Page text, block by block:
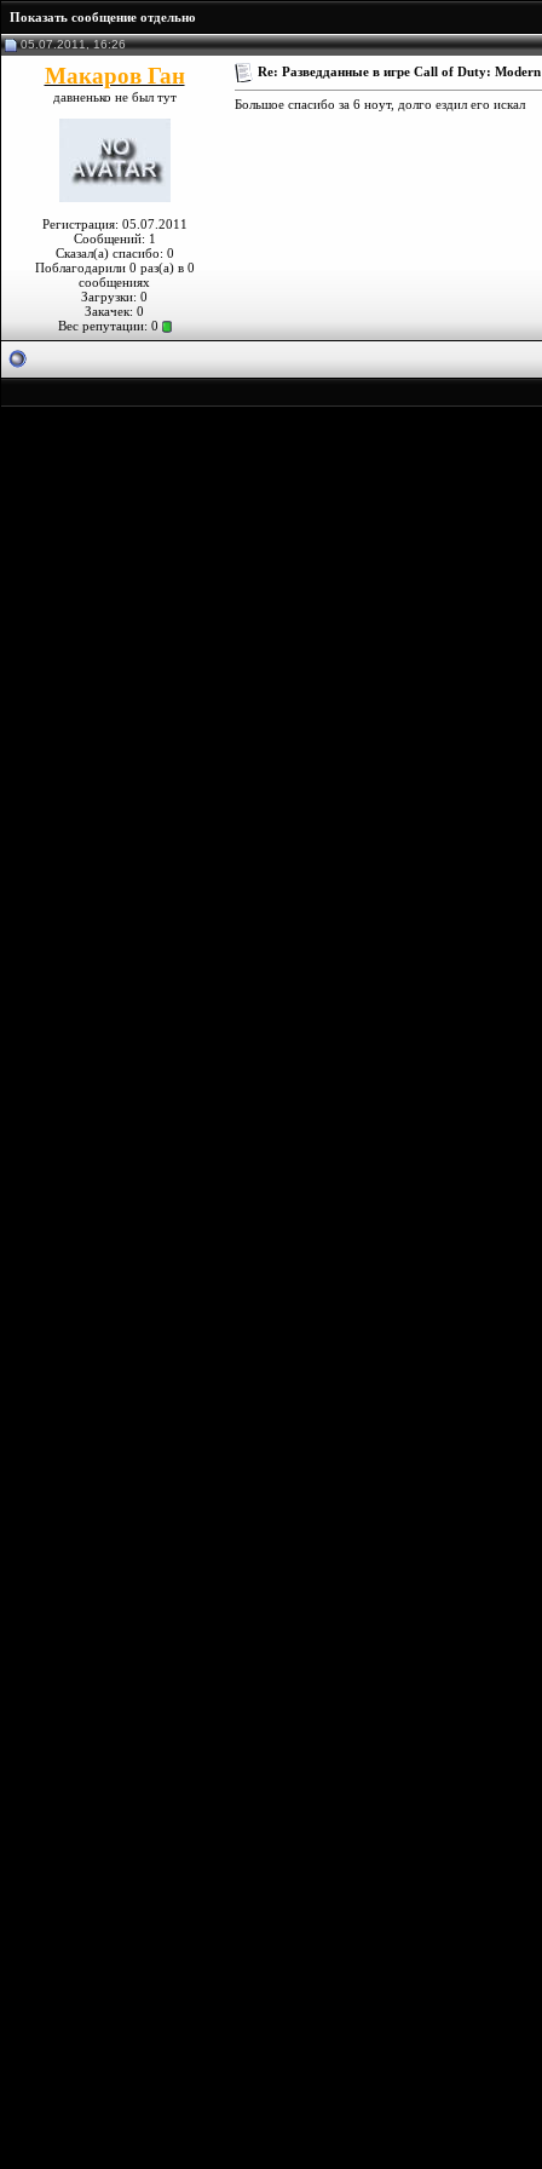
Показать сообщение отдельно
05.07.2011, 16:26
Макаров Ган
давненько не был тут
Регистрация: 05.07.2011
Сообщений: 1
Сказал(а) спасибо: 0
Поблагодарили 0 раз(а) в 0
сообщениях
Загрузки: 0
Закачек: 0
Вес репутации: 0
Re: Разведданные в игре Call of Duty:
Большое спасибо за 6 ноут, долго ездил его искал